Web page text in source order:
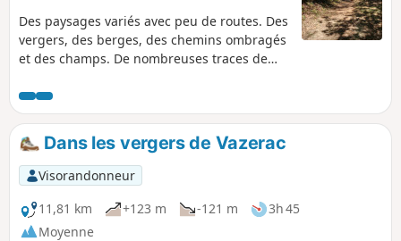
Des paysages variés avec peu de routes. Des
vergers, des berges, des chemins ombragés
et des champs. De nombreuses traces de
sûrement.
Dans les vergers de Vazerac
Visorandonneur
11,81 km
+123 m -121 m
3h 45
Moyenne